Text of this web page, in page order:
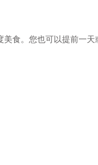
食。您也可以提前一